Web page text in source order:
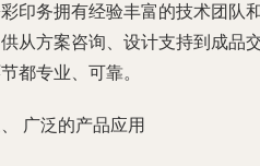
印务拥有经验丰富的技术团队
从方案咨询、设计支持到成品
都专业、可靠。
广泛的产品应用